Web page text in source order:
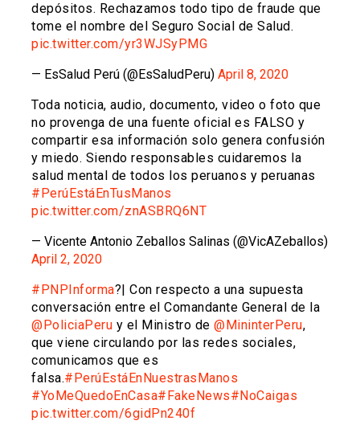
depósitos. Rechazamos todo tipo de fraude que
tome el nombre del Seguro Social de Salud.
pic.twitter.com/yr3WJSyPMG
— EsSalud Perú (@EsSaludPeru) April 8, 2020
Toda noticia, audio, documento, video o foto que
no provenga de una fuente oficial es FALSO y
compartir esa información solo genera confusión
y miedo. Siendo responsables cuidaremos la
salud mental de todos los peruanos y peruanas
#PerúEstáEnTusManos
pic.twitter.com/znASBRQ6NT
— Vicente Antonio Zeballos Salinas (@VicAZeballos)
April 2, 2020
#PNPInforma?| Con respecto a una supuesta
conversación entre el Comandante General de la
@PoliciaPeru y el Ministro de @MininterPeru,
que viene circulando por las redes sociales,
comunicamos que es
falsa.#PerúEstáEnNuestrasManos
#YoMeQuedoEnCasa#FakeNews#NoCaigas
pic.twitter.com/6gidPn240f